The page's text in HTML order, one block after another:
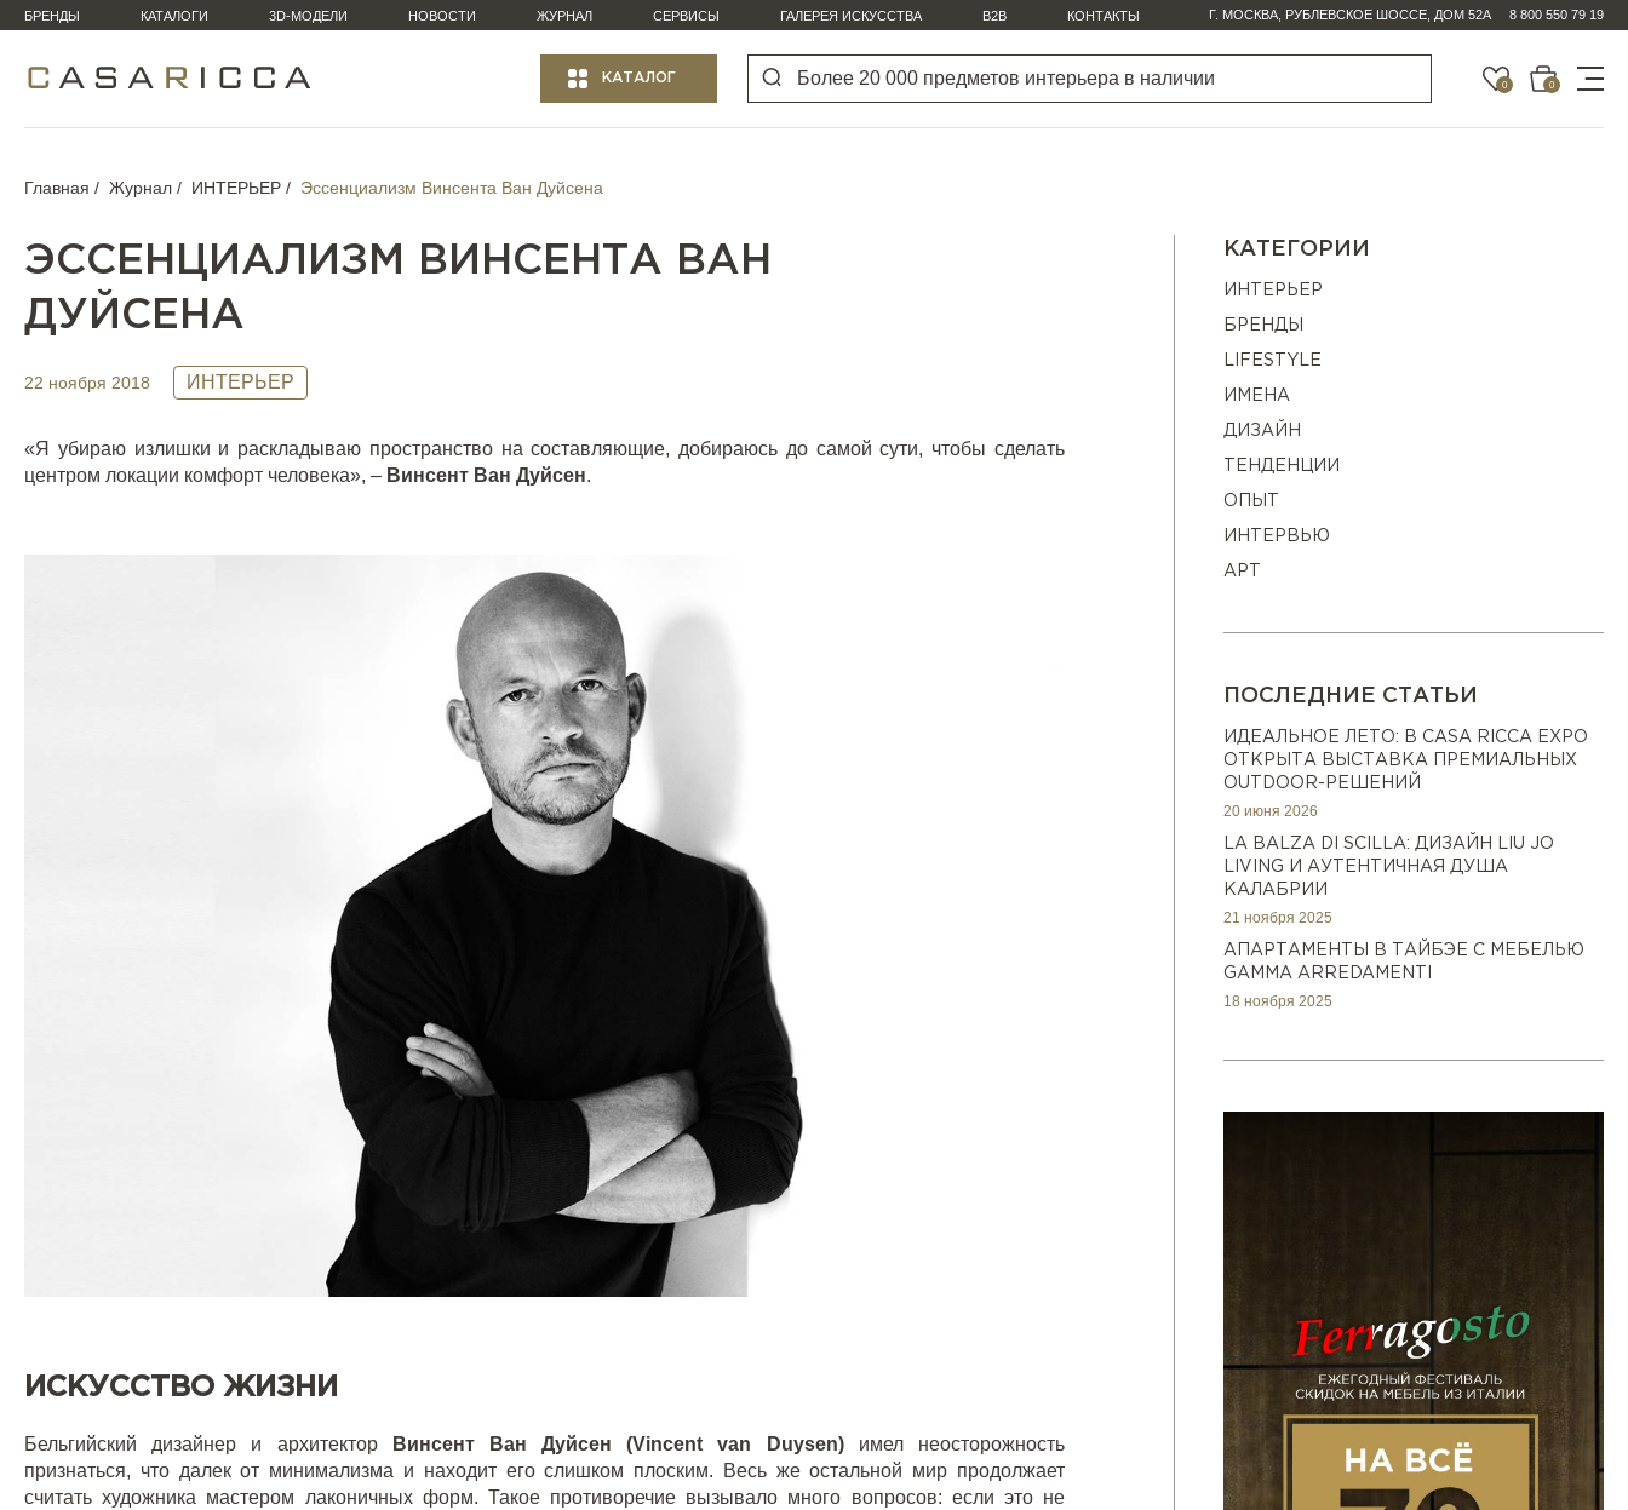
БРЕНДЫ КАТАЛОГИ 3D-МОДЕЛИ НОВОСТИ ЖУРНАЛ СЕРВИСЫ ГАЛЕРЕЯ ИСКУССТВА B2B КОНТАКТЫ Г. МОСКВА, РУБЛЕВСКОЕ ШОССЕ, ДОМ 52А 8 800 550 79 19
КАТАЛОГ 0 0
Главная Журнал ИНТЕРЬЕР Эссенциализм Винсента Ван Дуйсена
ЭССЕНЦИАЛИЗМ ВИНСЕНТА ВАН
ДУЙСЕНА
22 ноября 2018 ИНТЕРЬЕР
«Я убираю излишки и раскладываю пространство на составляющие, добираюсь до самой сути, чтобы сделать
центром локации комфорт человека», – Винсент Ван Дуйсен.
ИСКУССТВО ЖИЗНИ
Бельгийский дизайнер и архитектор Винсент Ван Дуйсен (Vincent van Duysen)имел неосторожность
признаться, что далек от минимализма и находит его слишком плоским. Весь же остальной мир продолжает
считать художника мастером лаконичных форм. Такое противоречие вызывало много вопросов: если это не
КАТЕГОРИИ
ИНТЕРЬЕР
БРЕНДЫ
LIFESTYLE
ИМЕНА
ДИЗАЙН
ТЕНДЕНЦИИ
ОПЫТ
ИНТЕРВЬЮ
АРТ
ПОСЛЕДНИЕ СТАТЬИ
ИДЕАЛЬНОЕ ЛЕТО: В CASA RICCA EXPO
ОТКРЫТА ВЫСТАВКА ПРЕМИАЛЬНЫХ
OUTDOOR-РЕШЕНИЙ
20 июня 2026
LA BALZA DI SCILLA: ДИЗАЙН LIU JO
LIVING И АУТЕНТИЧНАЯ ДУША
КАЛАБРИИ
21 ноября 2025
АПАРТАМЕНТЫ В ТАЙБЭЕ С МЕБЕЛЬЮ
GAMMA ARREDAMENTI
18 ноября 2025